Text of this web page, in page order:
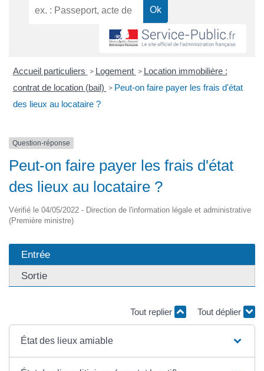
Accueil particuliers > Logement > Location immobilière :
contrat de location (bail) > Peut-on faire payer les frais d'état
des lieux au locataire ?
Question-réponse
Peut-on faire payer les frais d'état
des lieux au locataire ?
Vérifié le 04/05/2022 - Direction de l'information légale et administrative
(Première ministre)
Entrée
Sortie
Tout replier Tout déplier
État des lieux amiable